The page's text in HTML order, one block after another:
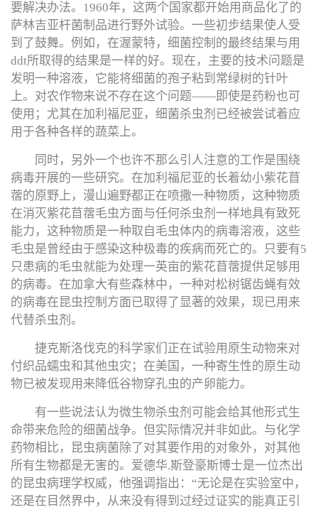
要解决办法。1960年，这两个国家都开始用商品化了的
萨林吉亚杆菌制品进行野外试验。一些初步结果使人受
到了鼓舞。例如，在渥蒙特，细菌控制的最终结果与用
ddt所取得的结果是一样的好。现在，主要的技术问题是
发明一种溶液，它能将细菌的孢子粘到常绿树的针叶
上。对农作物来说不存在这个问题——即使是药粉也可
使用；尤其在加利福尼亚，细菌杀虫剂已经被尝试着应
用于各种各样的蔬菜上。
同时，另外一个也许不那么引人注意的工作是围绕
病毒开展的一些研究。在加利福尼亚的长着幼小紫花苜
蓿的原野上，漫山遍野都正在喷撒一种物质，这种物质
在消灭紫花苜蓿毛虫方面与任何杀虫剂一样地具有致死
能力，这种物质是一种取自毛虫体内的病毒溶液，这些
毛虫是曾经由于感染这种极毒的疾病而死亡的。只要有5
只患病的毛虫就能为处理一英亩的紫花苜蓿提供足够用
的病毒。在加拿大有些森林中，一种对松树锯齿蝇有效
的病毒在昆虫控制方面已取得了显著的效果，现已用来
代替杀虫剂。
捷克斯洛伐克的科学家们正在试验用原生动物来对
付织品蠕虫和其他虫灾；在美国，一种寄生性的原生动
物已被发现用来降低谷物穿孔虫的产卵能力。
有一些说法认为微生物杀虫剂可能会给其他形式生
命带来危险的细菌战争。但实际情况并非如此。与化学
药物相比，昆虫病菌除了对其要作用的对象外，对其他
所有生物都是无害的。爱德华.斯登豪斯博士是一位杰出
的昆虫病理学权威，他强调指出：“无论是在实验室中，
还是在目然界中，从来没有得到过经过证实的能真正引